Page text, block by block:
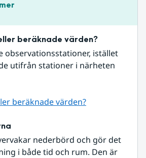
beräknade värden?
observationsstationer, istället
utifrån stationer i närheten
beräknade värden?
nederbörd och gör det
i både tid och rum. Den är